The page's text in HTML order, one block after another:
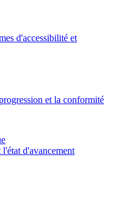
d'accessibilité et
et la conformité
d'avancement